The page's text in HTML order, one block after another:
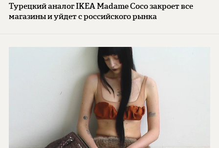
Турецкий аналог IKEA Madame Coco закроет все
магазины и уйдет с российского рынка